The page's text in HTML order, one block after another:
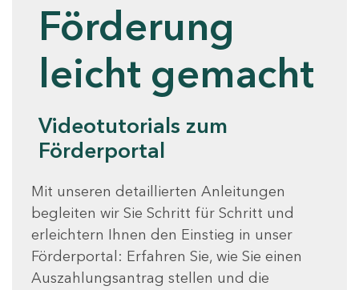
Förderung
leicht gemacht
Videotutorials zum
Förderportal
Mit unseren detaillierten Anleitungen
begleiten wir Sie Schritt für Schritt und
erleichtern Ihnen den Einstieg in unser
Förderportal: Erfahren Sie, wie Sie einen
Auszahlungsantrag stellen und die